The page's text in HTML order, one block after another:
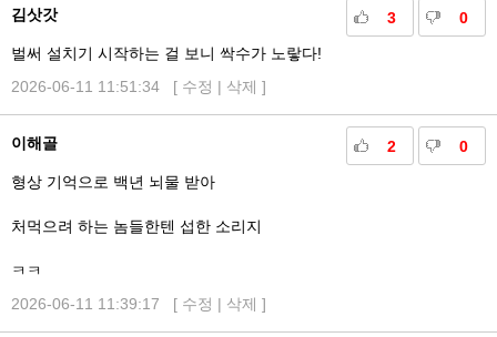
3 0
김삿갓
벌써 설치기 시작하는 걸 보니 싹수가 노랗다!
2026-06-11 11:51:34 [ 수정 | 삭제 ]
2 0
이해골
형상 기억으로 백년 뇌물 받아
처먹으려 하는 놈들한텐 섭한 소리지
ㅋㅋ
2026-06-11 11:39:17 [ 수정 | 삭제 ]